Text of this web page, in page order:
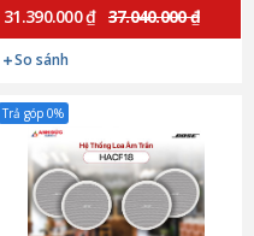
31.390.000 ₫ 37.040.000 ₫
So sánh
Trả góp 0%